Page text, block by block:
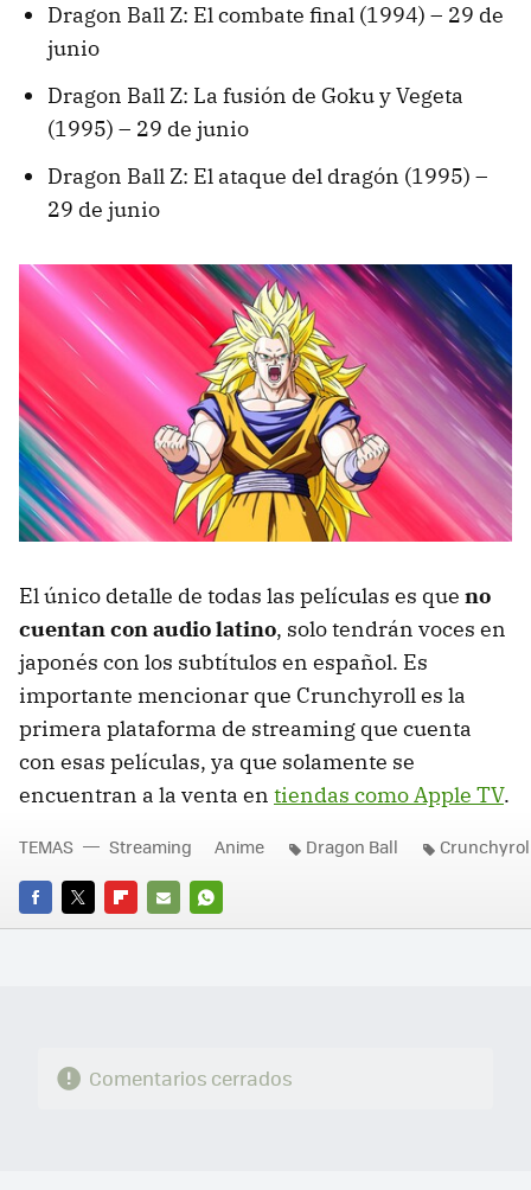
Dragon Ball Z: El combate final (1994) – 29 de
junio
Dragon Ball Z: La fusión de Goku y Vegeta
(1995) – 29 de junio
Dragon Ball Z: El ataque del dragón (1995) –
29 de junio
El único detalle de todas las películas es que no
cuentan con audio latino, solo tendrán voces en
japonés con los subtítulos en español. Es
importante mencionar que Crunchyroll es la
primera plataforma de streaming que cuenta
con esas películas, ya que solamente se
encuentran a la venta en tiendas como Apple TV.
FACEBOOK
TWITTERFLIPBOARD
E-
WHATSAPP
TEMAS Streaming Anime Dragon Ball
Comentarios cerrados